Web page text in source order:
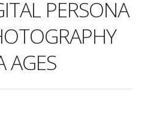
PERSONA
AGES